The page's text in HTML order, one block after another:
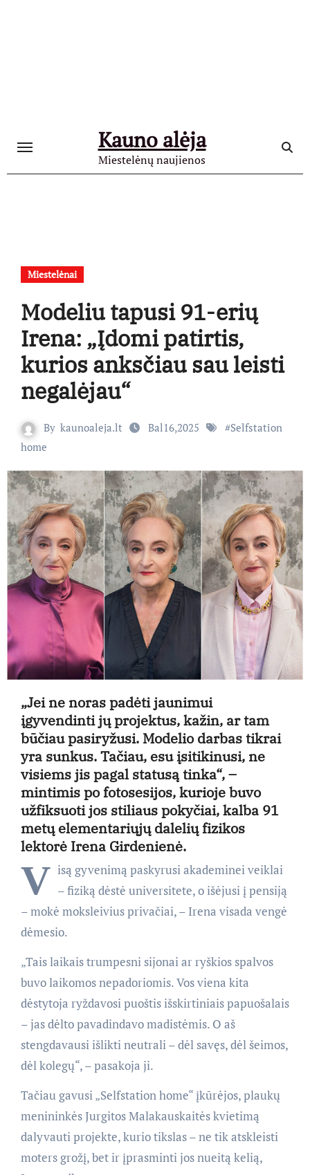
Kauno alėja
Miestelėnų naujienos
Miestelėnai
Modeliu tapusi 91-erių
Irena: „Įdomi patirtis,
kurios anksčiau sau leisti
negalėjau“
By kaunoaleja.lt Bal16,2025 #Selfstation
home
„Jei ne noras padėti jaunimui
įgyvendinti jų projektus, kažin, ar tam
būčiau pasiryžusi. Modelio darbas tikrai
yra sunkus. Tačiau, esu įsitikinusi, ne
visiems jis pagal statusą tinka“, –
mintimis po fotosesijos, kurioje buvo
užfiksuoti jos stiliaus pokyčiai, kalba 91
metų elementariųjų dalelių fizikos
lektorė Irena Girdenienė.
V isą gyvenimą paskyrusi akademinei veiklai
– fiziką dėstė universitete, o išėjusi į pensiją
– mokė moksleivius privačiai, – Irena visada vengė
dėmesio.
„Tais laikais trumpesni sijonai ar ryškios spalvos
buvo laikomos nepadoriomis. Vos viena kita
dėstytoja ryždavosi puoštis išskirtiniais papuošalais
– jas dėlto pavadindavo madistėmis. O aš
stengdavausi išlikti neutrali – dėl savęs, dėl šeimos,
dėl kolegų“, – pasakoja ji.
Tačiau gavusi „Selfstation home“ įkūrėjos, plaukų
menininkės Jurgitos Malakauskaitės kvietimą
dalyvauti projekte, kurio tikslas – ne tik atskleisti
moters grožį, bet ir įprasminti jos nueitą kelią,